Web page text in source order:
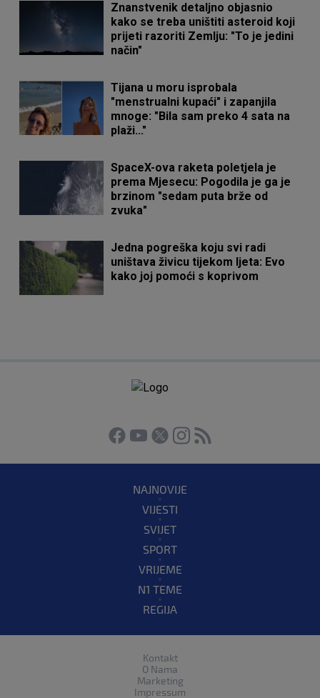
Znanstvenik detaljno objasnio
kako se treba uništiti asteroid koji
prijeti razoriti Zemlju: "To je jedini
način"
Tijana u moru isprobala
"menstrualni kupaći" i zapanjila
mnoge: "Bila sam preko 4 sata na
plaži..."
SpaceX-ova raketa poletjela je
prema Mjesecu: Pogodila je ga je
brzinom "sedam puta brže od
zvuka"
Jedna pogreška koju svi radi
uništava živicu tijekom ljeta: Evo
kako joj pomoći s koprivom
NAJNOVIJE
VIJESTI
SVIJET
SPORT
VRIJEME
N1 TEME
REGIJA
Kontakt
O Nama
Marketing
Impressum